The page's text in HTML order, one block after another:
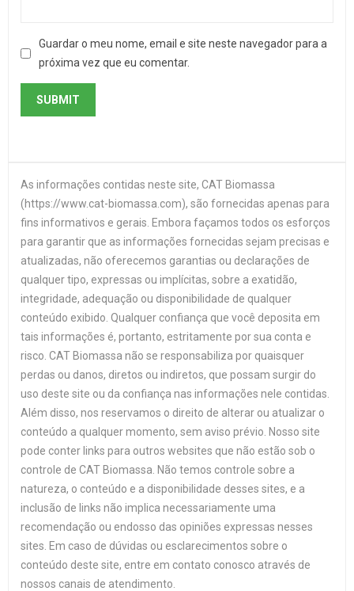
Guardar o meu nome, email e site neste navegador para a
próxima vez que eu comentar.
As informações contidas neste site, CAT Biomassa
(https://www.cat-biomassa.com), são fornecidas apenas para
fins informativos e gerais. Embora façamos todos os esforços
para garantir que as informações fornecidas sejam precisas e
atualizadas, não oferecemos garantias ou declarações de
qualquer tipo, expressas ou implícitas, sobre a exatidão,
integridade, adequação ou disponibilidade de qualquer
conteúdo exibido. Qualquer confiança que você deposita em
tais informações é, portanto, estritamente por sua conta e
risco. CAT Biomassa não se responsabiliza por quaisquer
perdas ou danos, diretos ou indiretos, que possam surgir do
uso deste site ou da confiança nas informações nele contidas.
Além disso, nos reservamos o direito de alterar ou atualizar o
conteúdo a qualquer momento, sem aviso prévio. Nosso site
pode conter links para outros websites que não estão sob o
controle de CAT Biomassa. Não temos controle sobre a
natureza, o conteúdo e a disponibilidade desses sites, e a
inclusão de links não implica necessariamente uma
recomendação ou endosso das opiniões expressas nesses
sites. Em caso de dúvidas ou esclarecimentos sobre o
conteúdo deste site, entre em contato conosco através de
nossos canais de atendimento.